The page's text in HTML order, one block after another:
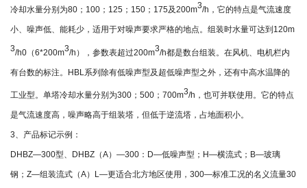
冷却水量分别为80；100；125；150；175及200m3/h，它的特点是气流速度
小、噪声低、能耗少，适用于对噪声要求严格的地点。组装时水量可达到120m
3/h0（6*200m3/h），参数表超过200m3/h都是数台组装。在风机、电机栏内
有台数的标注。HBL系列除有低噪声型及超低噪声型之外，还有中高水温降的
工业型。单塔冷却水量分别为300；500；700m3/h，也可并联使用。它的特点
是气流速度高，噪声略高于组装塔，但低于逆流塔，占地面积小。
3、产品标记示例：
DHBZ—300型、DHBZ（A）—300：D—低噪声型；H—横流式；B—玻璃
钢；Z—组装流式（A）L—更适合北方地区使用，300—标准工况的名义流量30